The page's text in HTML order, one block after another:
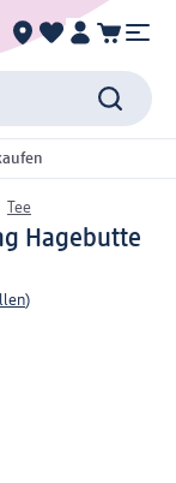
Tee
Hagebutte
)